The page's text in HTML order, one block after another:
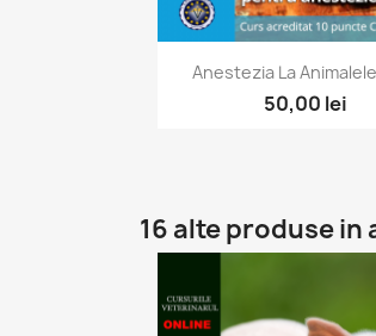
Vizualizare
Anestezia La
50,00 lei
16 alte produse